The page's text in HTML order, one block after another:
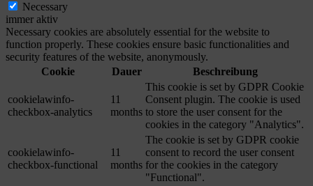
Necessary
immer aktiv
Necessary cookies are absolutely essential for the website to
function properly. These cookies ensure basic functionalities and
security features of the website, anonymously.
Cookie
Dauer Beschreibung
cookielawinfo-
checkbox-analytics
11
months
This cookie is set by GDPR Cookie
Consent plugin. The cookie is used
to store the user consent for the
cookies in the category "Analytics".
cookielawinfo-
checkbox-functional
11
months
The cookie is set by GDPR cookie
consent to record the user consent
for the cookies in the category
"Functional".